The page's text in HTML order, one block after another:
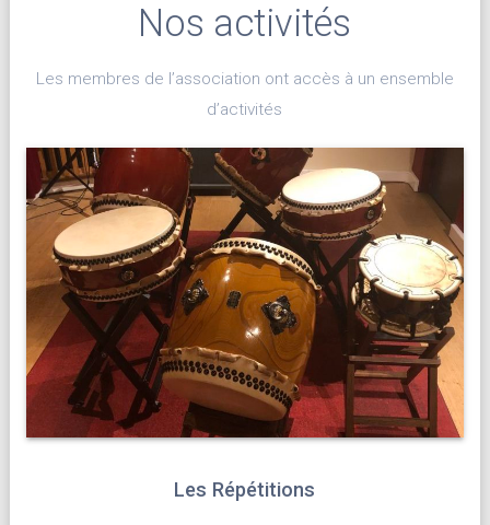
Nos activités
Les membres de l’association ont accès à un ensemble
d’activités
Les Répétitions